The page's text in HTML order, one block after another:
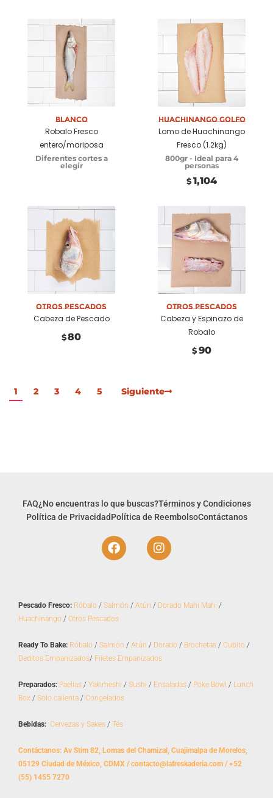
Seleccionar
opciones
Blanco
Robalo Fresco
entero/mariposa
Diferentes cortes a
elegir
Añadir a
carrito
Huachinango Golfo
Lomo de Huachinango
Fresco (1.2kg)
800gr - Ideal para 4
personas
$ 1,104
Añadir a
carrito
Otros pescados
Cabeza de Pescado
$80
Añadir a
Otros pescados
Cabeza y Espinazo de
Robalo
$ 90
1 2 3 4 5 Siguiente
FAQ¿No encuentras lo que buscas?Términos y Condiciones
Política de PrivacidadPolítica de ReembolsoContáctanos
F
a
o
o
I
n
g
Pescado Fresco: Róbalo / Salmón / Atún / Dorado Mahi Mahi /
Huachinango / Otros Pescados
Ready To Bake: Róbalo / Salmón / Atún / Dorado / Brochetas / Cubito /
Deditos Empanizados/ Filetes Empanizados
Preparados: Paellas / Yakimeshi / Sushi / Ensaladas / Poke Bowl / Lunch
Box / Solo calienta / Congelados
Bebidas: Cervezas y Sakes / Tés
Contáctanos: Av Stim 82, Lomas del Chamizal, Cuajimalpa de Morelos,
05129 Ciudad de México, CDMX / contacto@lafreskaderia.com / +52
(55) 1455 7270